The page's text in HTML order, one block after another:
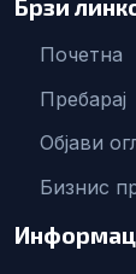
Брзи
Почетна
Пребарај
Објави
Бизнис